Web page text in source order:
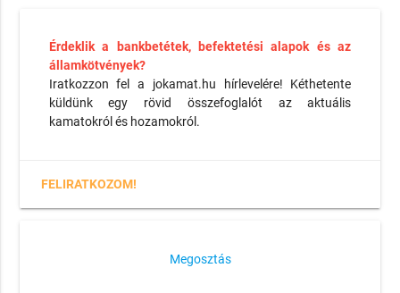
Érdeklik a bankbetétek, befektetési alapok és az
államkötvények?
Iratkozzon fel a jokamat.hu hírlevelére! Kéthetente
küldünk egy rövid összefoglalót az aktuális
kamatokról és hozamokról.
FELIRATKOZOM!
Megosztás